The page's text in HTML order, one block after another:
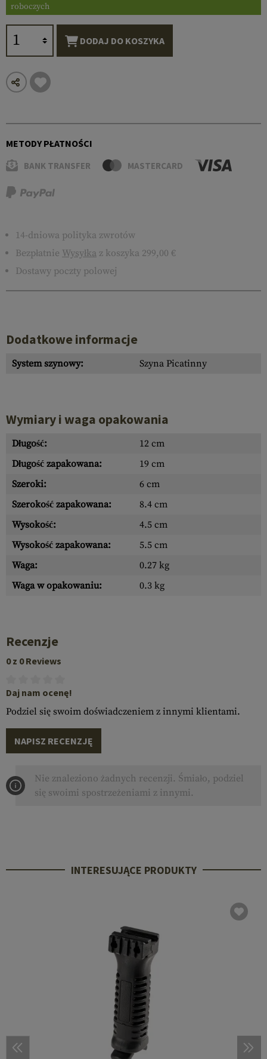
roboczych
DODAJ DO KOSZYKA
METODY PŁATNOŚCI
BANK TRANSFER MASTERCARD
14-dniowa polityka zwrotów
Bezpłatnie Wysyłka z koszyka 299,00 €
Dostawy poczty polowej
Dodatkowe informacje
System szynowy: Szyna Picatinny
Wymiary i waga opakowania
Długość:
12 cm
Długość zapakowana:
19 cm
Szeroki:
6 cm
Szerokość zapakowana:
8.4 cm
Wysokość:
4.5 cm
Wysokość zapakowana:
5.5 cm
Waga:
0.27 kg
Waga w opakowaniu:
0.3 kg
Recenzje
0 z 0 Reviews
Daj nam ocenę!
Podziel się swoim doświadczeniem z innymi klientami.
NAPISZ RECENZJĘ
Nie znaleziono żadnych recenzji. Śmiało, podziel
się swoimi spostrzeżeniami z innymi.
INTERESUJĄCE PRODUKTY